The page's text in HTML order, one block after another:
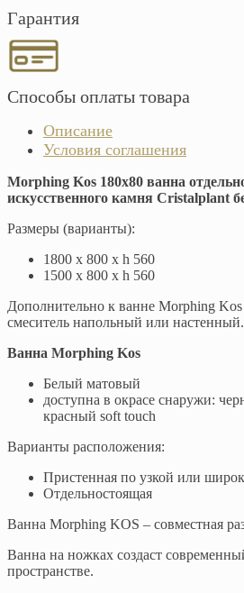
Гарантия
Способы оплаты товара
Описание
Условия соглашения
Morphing Kos 180х80 ванна
искусственного камня Cristalplant
Размеры (варианты):
1800 x 800 x h 560
1500 x 800 x h 560
Дополнительно к ванне Morphing Kos
смеситель напольный или настенный.
Ванна Morphing Kos
Белый матовый
доступна в окрасе снаружи:
красный soft touch
Варианты расположения:
Пристенная по узкой или
Отдельностоящая
Ванна Morphing KOS – совместная
Ванна на ножках создаст
пространстве.